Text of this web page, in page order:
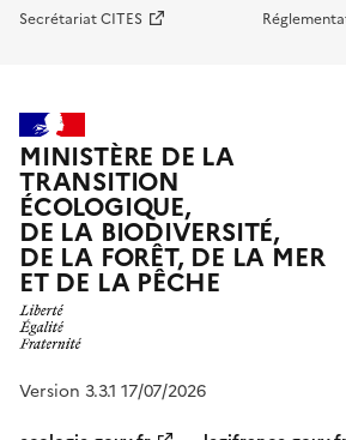
Secrétariat CITES
MINISTÈRE DE LA
TRANSITION
ÉCOLOGIQUE,
DE LA BIODIVERSITÉ,
DE LA FORÊT, DE LA MER
ET DE LA PÊCHE
Version 3.3.1 17/07/2026